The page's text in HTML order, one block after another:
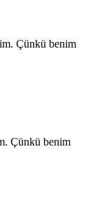
Çünkü benim
Çünkü benim